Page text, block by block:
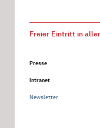
Freier Eintritt in
Presse
Intranet
Newsletter